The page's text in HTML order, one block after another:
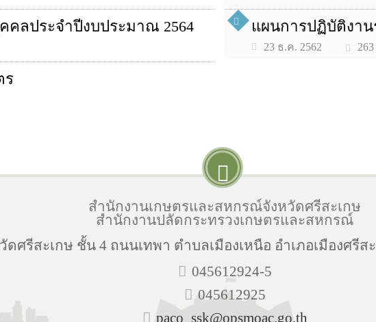
คลประจำปีงบประมาณ 2564 แผนการปฏิบัติงา
23 ธ.ค. 2562 263
ร
สำนักงานเกษตรและสหกรณ์จังหวัดศรีสะเกษ
สำนักงานปลัดกระทรวงเกษตรและสหกรณ์
ดศรีสะเกษ ชั้น 4 ถนนเทพา ตำบลเมืองเหนือ อำเภอเมืองศรีส
045612924-5
045612925
paco_ssk@opsmoac.go.th